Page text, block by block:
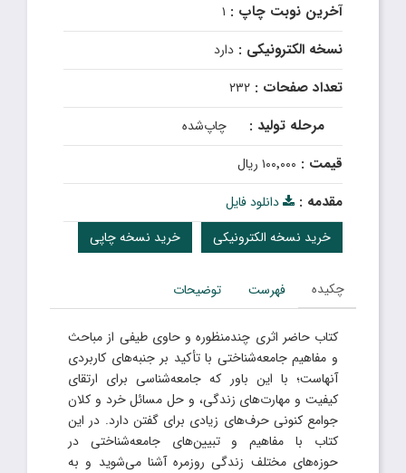
آخرین نوبت چاپ : ۱
نسخه الکترونیکی : دارد
تعداد صفحات : ۲۳۲
مرحله تولید : چاپ‌شده
قیمت : ۱۰۰٬۰۰۰ ریال
مقدمه :
دانلود فایل
خرید نسخه چاپی
خرید نسخه الکترونیکی
چکیده فهرست توضیحات
کتاب حاضر اثری چندمنظوره و حاوی طیفی از مباحث
و مفاهیم جامعه‌شناختی با تأکید بر جنبه‌های کاربردی
آنهاست؛ با این باور که جامعه‌شناسی برای ارتقای
کیفیت و مهارت‌های زندگی، و حل مسائل خرد و کلان
جوامع کنونی حرف‌های زیادی برای گفتن دارد. در این
کتاب با مفاهیم و تبیین‌های جامعه‌شناختی در
حوزه‌های مختلف زندگی روزمره آشنا می‌شوید و به